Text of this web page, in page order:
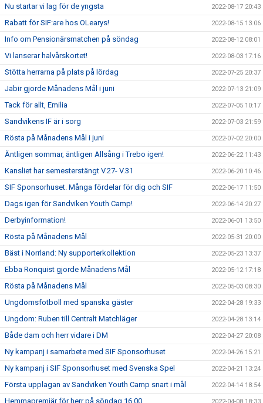
Nu startar vi lag för de yngsta 2022-08-17 20:43
Rabatt för SIF:are hos OLearys! 2022-08-15 13:06
Info om Pensionärsmatchen på söndag 2022-08-12 08:01
Vi lanserar halvårskortet! 2022-08-03 17:16
Stötta herrarna på plats på lördag 2022-07-25 20:37
Jabir gjorde Månadens Mål i juni 2022-07-13 21:09
Tack för allt, Emilia 2022-07-05 10:17
Sandvikens IF är i sorg 2022-07-03 21:59
Rösta på Månadens Mål i juni 2022-07-02 20:00
Äntligen sommar, äntligen Allsång i Trebo igen! 2022-06-22 11:43
Kansliet har semesterstängt V.27- V.31 2022-06-20 10:46
SIF Sponsorhuset. Många fördelar för dig och SIF 2022-06-17 11:50
Dags igen för Sandviken Youth Camp! 2022-06-14 20:27
Derbyinformation! 2022-06-01 13:50
Rösta på Månadens Mål 2022-05-31 20:00
Bäst i Norrland: Ny supporterkollektion 2022-05-23 13:37
Ebba Ronquist gjorde Månadens Mål 2022-05-12 17:18
Rösta på Månadens Mål 2022-05-03 08:30
Ungdomsfotboll med spanska gäster 2022-04-28 19:33
Ungdom: Ruben till Centralt Matchläger 2022-04-28 13:14
Både dam och herr vidare i DM 2022-04-27 20:08
Ny kampanj i samarbete med SIF Sponsorhuset 2022-04-26 15:21
Ny kampanj i SIF Sponsorhuset med Svenska Spel 2022-04-21 13:24
Första upplagan av Sandviken Youth Camp snart i mål 2022-04-14 18:54
Hemmapremiär för herr på söndag 16.00 2022-04-08 18:33